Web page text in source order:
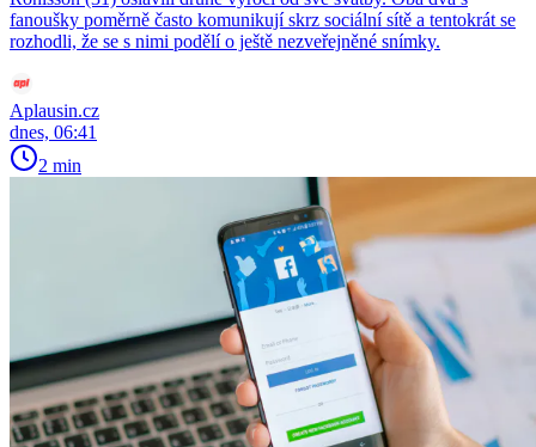
fanoušky poměrně často komunikují skrz sociální sítě a tentokrát se
rozhodli, že se s nimi podělí o ještě nezveřejněné snímky.
Aplausin.cz
dnes, 06:41
2 min